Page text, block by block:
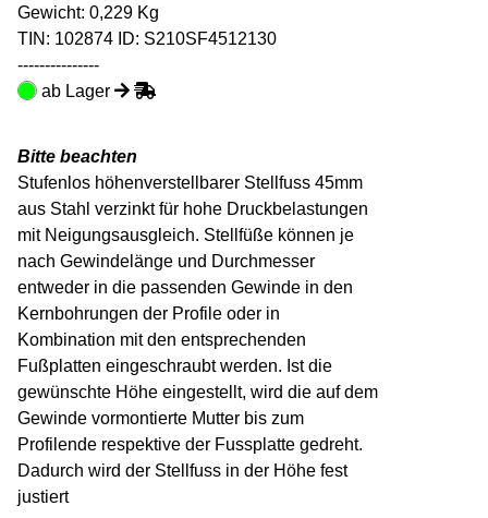
Gewicht: 0,229 Kg
TIN: 102874 ID: S210SF4512130
---------------
ab Lager
Bitte beachten
Stufenlos höhenverstellbarer Stellfuss 45mm
aus Stahl verzinkt für hohe Druckbelastungen
mit Neigungsausgleich. Stellfüße können je
nach Gewindelänge und Durchmesser
entweder in die passenden Gewinde in den
Kernbohrungen der Profile oder in
Kombination mit den entsprechenden
Fußplatten eingeschraubt werden. Ist die
gewünschte Höhe eingestellt, wird die auf dem
Gewinde vormontierte Mutter bis zum
Profilende respektive der Fussplatte gedreht.
Dadurch wird der Stellfuss in der Höhe fest
justiert